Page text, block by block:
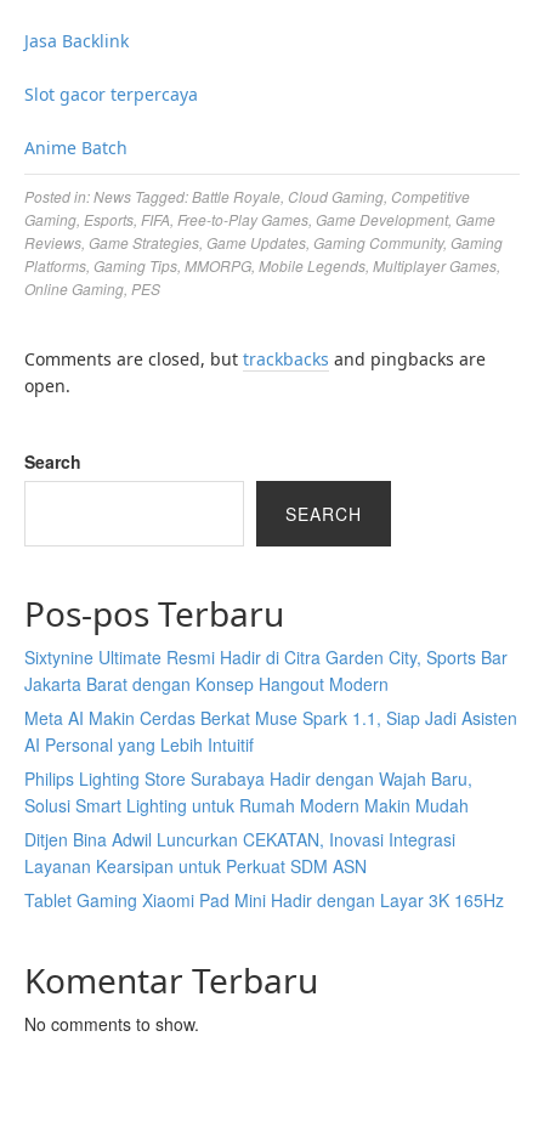
Jasa Backlink
Slot gacor terpercaya
Anime Batch
Posted in:News Tagged:Battle Royale Cloud Gaming Competitive
Gaming Esports FIFA Free-to-Play Games Game Development, Game
Reviews Game Strategies Game Updates Gaming Community, Gaming
Platforms Gaming Tips MMORPG Mobile Legends Multiplayer Games
Online Gaming PES
Comments are closed, but trackbacks and pingbacks are
open.
Search
SEARCH
Pos-pos Terbaru
Sixtynine Ultimate Resmi Hadir di Citra Garden City, Sports Bar
Jakarta Barat dengan Konsep Hangout Modern
Meta AI Makin Cerdas Berkat Muse Spark 1.1, Siap Jadi Asisten
AI Personal yang Lebih Intuitif
Philips Lighting Store Surabaya Hadir dengan Wajah Baru,
Solusi Smart Lighting untuk Rumah Modern Makin Mudah
Ditjen Bina Adwil Luncurkan CEKATAN, Inovasi Integrasi
Layanan Kearsipan untuk Perkuat SDM ASN
Tablet Gaming Xiaomi Pad Mini Hadir dengan Layar 3K 165Hz
Komentar Terbaru
No comments to show.